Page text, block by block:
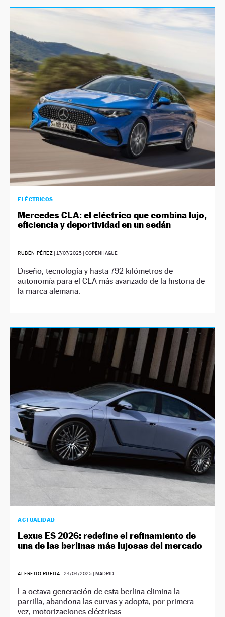
ELÉCTRICOS
Mercedes CLA: el eléctrico que combina lujo,
eficiencia y deportividad en un sedán
RUBÉN PÉREZ | 17/07/2025 | COPENHAGUE
Diseño, tecnología y hasta 792 kilómetros de
autonomía para el CLA más avanzado de la historia de
la marca alemana.
ACTUALIDAD
Lexus ES 2026: redefine el refinamiento de
una de las berlinas más lujosas del mercado
ALFREDO RUEDA | 24/04/2025| MADRID
La octava generación de esta berlina elimina la
parrilla, abandona las curvas y adopta, por primera
vez, motorizaciones eléctricas.